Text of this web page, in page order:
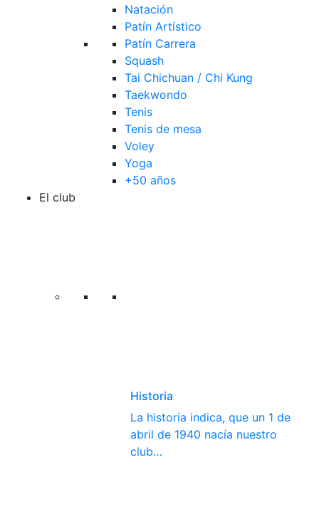
Natación
Patín Artístico
Patín Carrera
Squash
Tai Chichuan / Chi Kung
Taekwondo
Tenis
Tenis de mesa
Voley
Yoga
+50 años
El club
Historia
La historia indica, que un 1 de
abril de 1940 nacía nuestro
club…